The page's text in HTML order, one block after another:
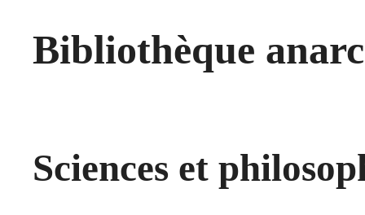
Bibliothèque
Sciences et